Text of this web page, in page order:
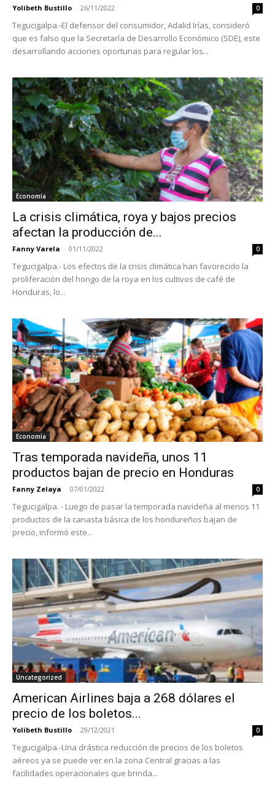
Yolibeth Bustillo - 26/11/2022 0
Tegucigalpa.-El defensor del consumidor, Adalid Irías, consideró
que es falso que la Secretaría de Desarrollo Económico (SDE), este
desarrollando acciones oportunas para regular los...
Economía
La crisis climática, roya y bajos precios
afectan la producción de...
Fanny Varela - 01/11/2022 0
Tegucigalpa.- Los efectos de la crisis climática han favorecido la
proliferación del hongo de la roya en los cultivos de café de
Honduras, lo...
Economía
Tras temporada navideña, unos 11
productos bajan de precio en Honduras
Fanny Zelaya - 07/01/2022 0
Tegucigalpa. - Luego de pasar la temporada navideña al menos 11
productos de la canasta básica de los hondureños bajan de
precio, informó este...
Uncategorized
American Airlines baja a 268 dólares el
precio de los boletos...
Yolibeth Bustillo - 29/12/2021 0
Tegucigalpa.-Una drástica reducción de precios de los boletos
aéreos ya se puede ver en la zona Central gracias a las
facilidades operacionales que brinda...